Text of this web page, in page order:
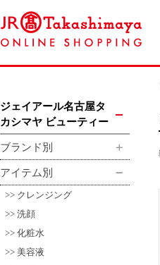
ジェイアール名古屋タ
カシマヤ ビューティー
ブランド別
アイテム別
クレンジング
洗顔
化粧水
美容液